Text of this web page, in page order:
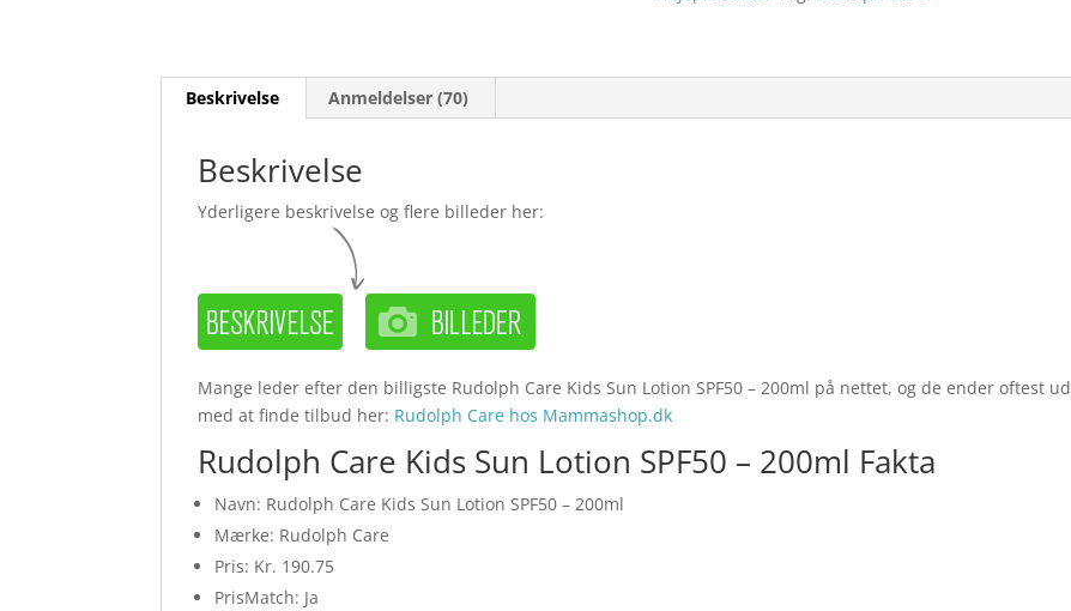
Beskrivelse Anmeldelser (70)
Beskrivelse
Yderligere beskrivelse og flere billeder her:
Mange leder efter den billigste Rudolph Care Kids Sun Lotion SPF50 – 200ml på nettet, og de ender oftest ud
med at finde tilbud her: Rudolph Care hos Mammashop.dk
Rudolph Care Kids Sun Lotion SPF50 – 200ml Fakta
Navn: Rudolph Care Kids Sun Lotion SPF50 – 200ml
Mærke: Rudolph Care
Pris: Kr. 190.75
PrisMatch: Ja